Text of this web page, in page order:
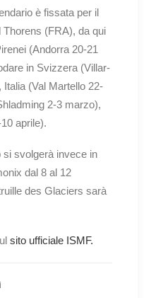
è fissata per il
Thorens (FRA), da qui
(Andorra 20-21
in Svizzera (Villar-
(Val Martello 22-
2-3 marzo),
aprile).
si svolgerà invece in
dal 8 al 12
des Glaciers sarà
sito ufficiale ISMF.